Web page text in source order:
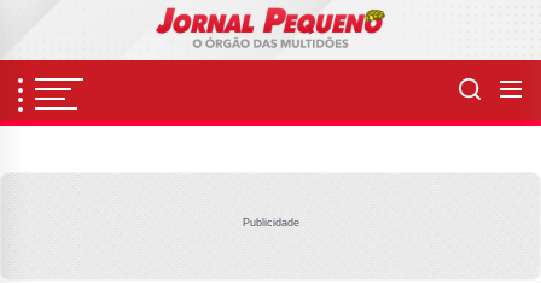
content
Publicidade